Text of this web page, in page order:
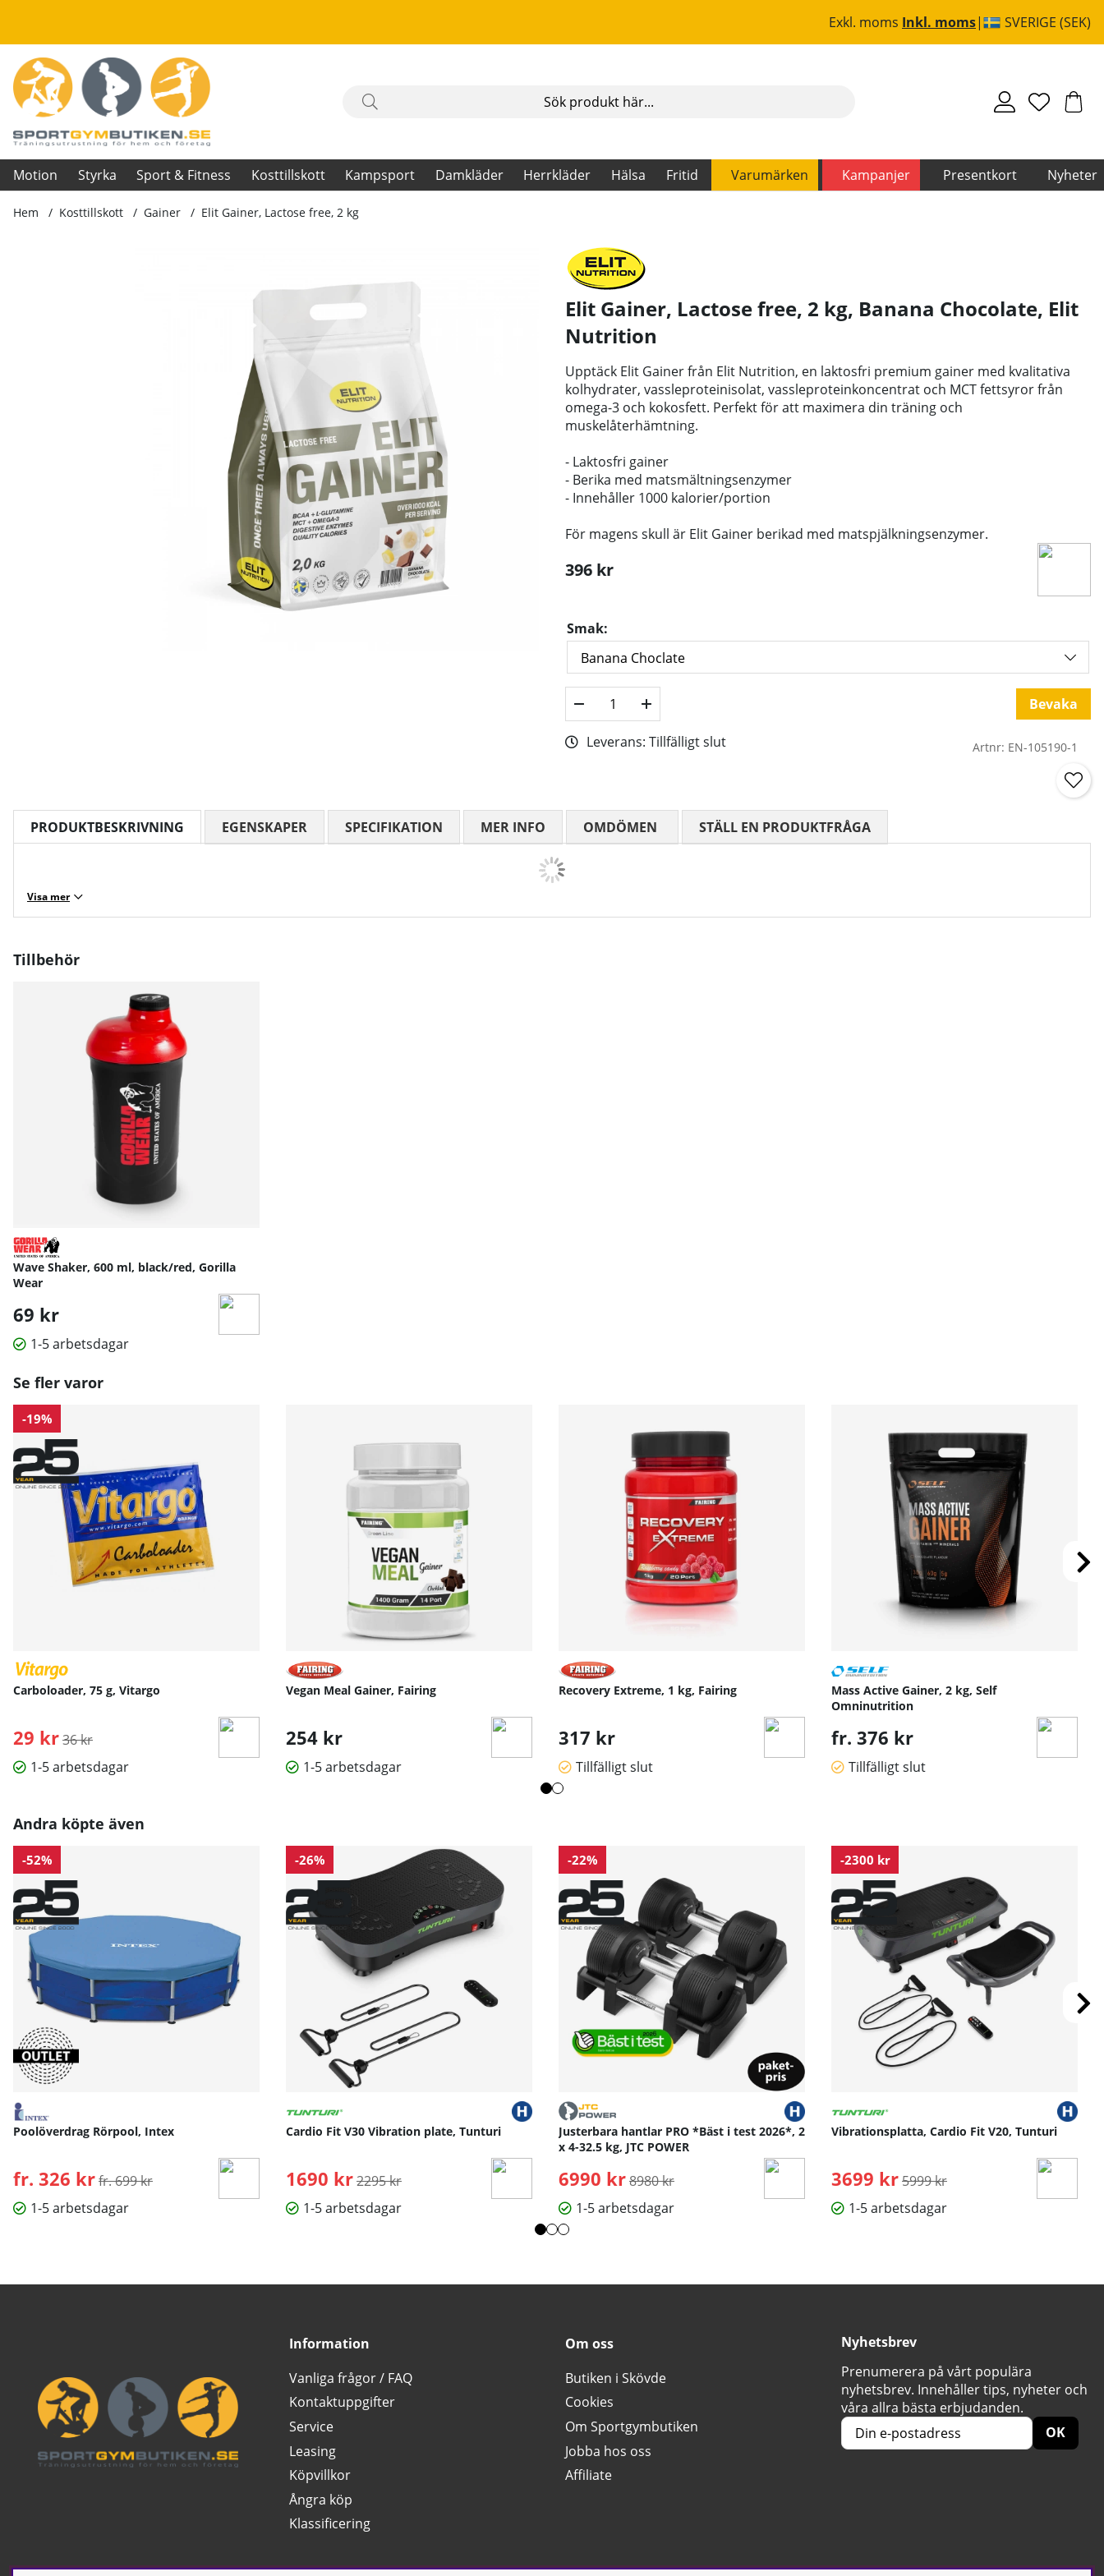
Exkl. moms Inkl. moms SVERIGE (SEK)
Motion Styrka Sport & Fitness Kosttillskott Kampsport Damkläder Herrkläder Hälsa Fritid Varumärken Kampanjer Presentkort Nyheter
Hem Kosttillskott Gainer Elit Gainer, Lactose free, 2 kg
Elit Gainer, Lactose free, 2 kg, Banana Chocolate, Elit
Nutrition
Upptäck Elit Gainer från Elit Nutrition, en laktosfri premium gainer med kvalitativa
kolhydrater, vassleproteinisolat, vassleproteinkoncentrat och MCT fettsyror från
omega-3 och kokosfett. Perfekt för att maximera din träning och
muskelåterhämtning.
- Laktosfri gainer
- Berika med matsmältningsenzymer
- Innehåller 1000 kalorier/portion
För magens skull är Elit Gainer berikad med matspjälkningsenzymer.
396 kr
Smak:
Bevaka
Leverans: Tillfälligt slut Artnr: EN-105190-1
PRODUKTBESKRIVNING
Visa mer
EGENSKAPER SPECIFIKATION MER INFO OMDÖMEN MEDELBETYG 0 AV 5 ANTAL BETYG 0
STÄLL EN PRODUKTFRÅGA
Tillbehör
Wave Shaker, 600 ml, black/red, Gorilla
Wear
69 kr
1-5 arbetsdagar
Se fler varor
-19%
Carboloader, 75 g, Vitargo
29 kr Ordinarie pris:
36 kr
1-5 arbetsdagar
Vegan Meal Gainer, Fairing
254 kr
1-5 arbetsdagar
Recovery Extreme, 1 kg, Fairing
317 kr
Tillfälligt slut
Mass Active Gainer, 2 kg, Self
Omninutrition
fr. 376 kr
Tillfälligt slut
Andra köpte även
-52%
Poolöverdrag Rörpool, Intex
fr. 326 krOrdinarie pris:
fr. 699 kr
1-5 arbetsdagar
-26%
Cardio Fit V30 Vibration plate, Tunturi
1690 kr Ordinarie pris:
2295 kr
1-5 arbetsdagar
-22%
Justerbara hantlar PRO *Bäst i test 2026*, 2
x 4-32.5 kg, JTC POWER
6990 kr Ordinarie pris:
8980 kr
1-5 arbetsdagar
-2300 kr
Vibrationsplatta, Cardio Fit V20, Tunturi
3699 kr Ordinarie pris:
5999 kr
1-5 arbetsdagar
Information
Vanliga frågor / FAQ
Kontaktuppgifter
Service
Leasing
Köpvillkor
Ångra köp
Klassificering
Om oss
Butiken i Skövde
Cookies
Om Sportgymbutiken
Jobba hos oss
Affiliate
Nyhetsbrev
Prenumerera på vårt populära
nyhetsbrev. Innehåller tips, nyheter och
våra allra bästa erbjudanden.
OK